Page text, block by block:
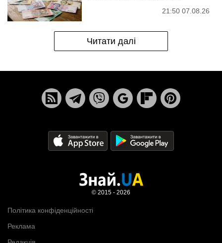
21:50 07.08.26
Читати далі
Політика конфіденційності
Реклама
© 2015 - 2026